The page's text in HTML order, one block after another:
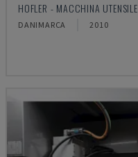
HOFLER - MACCHINA UTENSILE
DANIMARCA 2010